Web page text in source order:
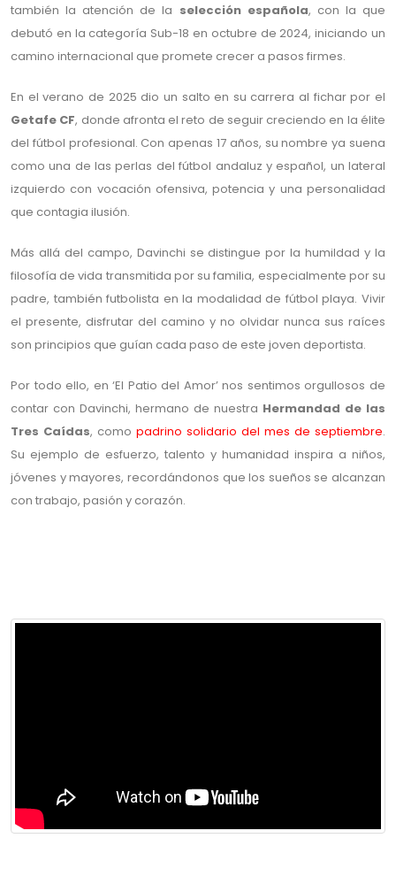
también la atención de la selección española, con la que
debutó en la categoría Sub-18 en octubre de 2024, iniciando un
camino internacional que promete crecer a pasos firmes.
En el verano de 2025 dio un salto en su carrera al fichar por el
Getafe CF, donde afronta el reto de seguir creciendo en la élite
del fútbol profesional. Con apenas 17 años, su nombre ya suena
como una de las perlas del fútbol andaluz y español, un lateral
izquierdo con vocación ofensiva, potencia y una personalidad
que contagia ilusión.
Más allá del campo, Davinchi se distingue por la humildad y la
filosofía de vida transmitida por su familia, especialmente por su
padre, también futbolista en la modalidad de fútbol playa. Vivir
el presente, disfrutar del camino y no olvidar nunca sus raíces
son principios que guían cada paso de este joven deportista.
Por todo ello, en ‘El Patio del Amor’ nos sentimos orgullosos de
contar con Davinchi, hermano de nuestra Hermandad de las
Tres Caídas, como padrino solidario del mes de septiembre.
Su ejemplo de esfuerzo, talento y humanidad inspira a niños,
jóvenes y mayores, recordándonos que los sueños se alcanzan
con trabajo, pasión y corazón.